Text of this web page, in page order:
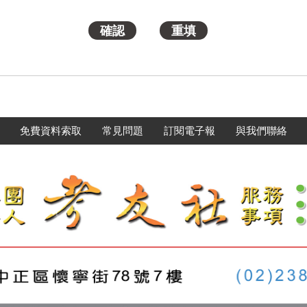
免費資料索取 常見問題 訂閱電子報 與我們聯絡